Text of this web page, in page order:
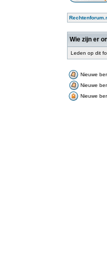
Wie zijn er
Leden op dit
Nieuwe
Nieuwe
Nieuwe